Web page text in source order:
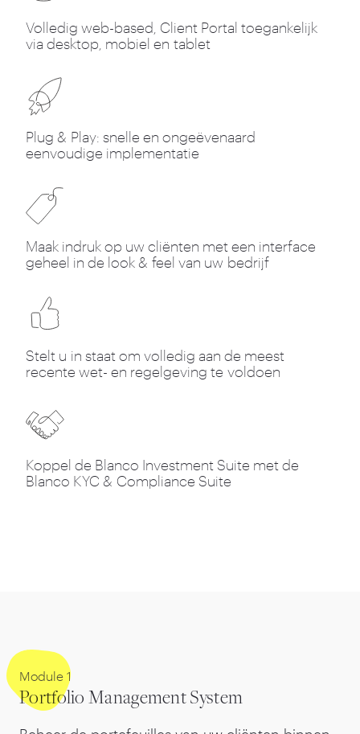
Volledig web-based, Client Portal toegankelijk
via desktop, mobiel en tablet
Plug & Play: snelle en ongeëvenaard
eenvoudige implementatie
Maak indruk op uw cliënten met een interface
geheel in de look& feel van uw bedrijf
Stelt u in staat om volledig aan de meest
recente wet- en regelgeving te voldoen
Koppel de Blanco Investment Suite met de
Blanco KYC & Compliance Suite
Module 1
Portfolio Management System